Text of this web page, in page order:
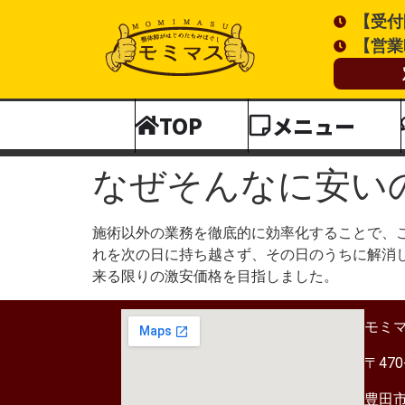
【受
【営
TOP メニュー
なぜそんなに安い
施術以外の業務を徹底的に効率化することで
れを次の日に持ち越さず、その日のうちに解
来る限りの激安価格を目指しました。
モミ
〒
豊田